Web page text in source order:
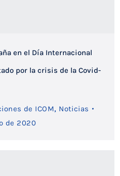
en el Día Internacional
por la crisis de la Covid-
de ICOM, Noticias
de 2020